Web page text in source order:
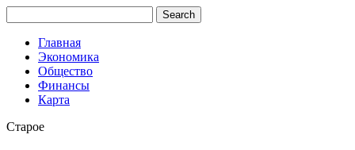
Главная
Экономика
Общество
Финансы
Карта
Старое